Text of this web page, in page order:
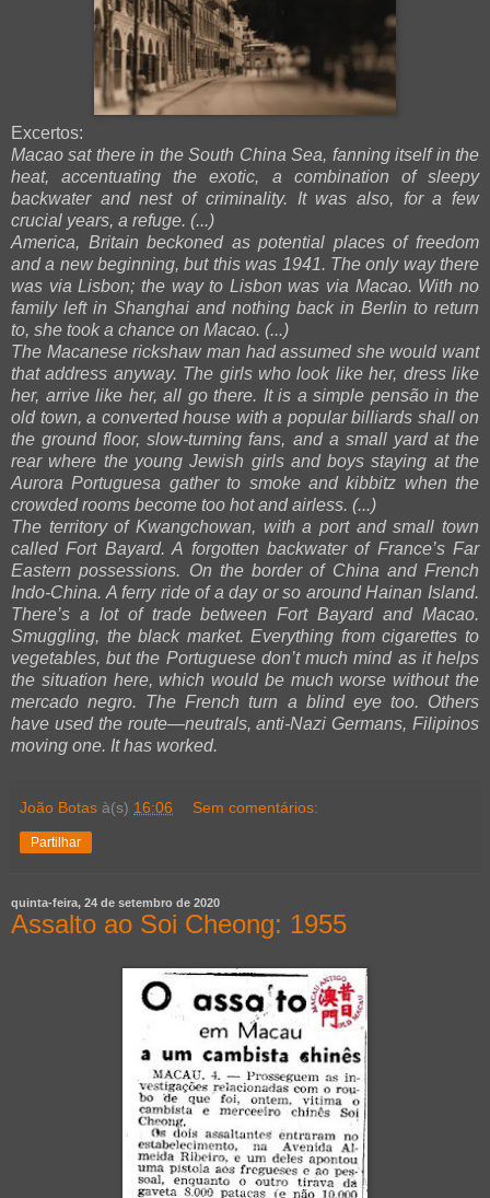
Excertos:
Macao sat there in the South China Sea, fanning itself in the
heat, accentuating the exotic, a combination of sleepy
backwater and nest of criminality. It was also, for a few
crucial years, a refuge. (...)
America, Britain beckoned as potential places of freedom
and a new beginning, but this was 1941. The only way there
was via Lisbon; the way to Lisbon was via Macao. With no
family left in Shanghai and nothing back in Berlin to return
to, she took a chance on Macao. (...)
The Macanese rickshaw man had assumed she would want
that address anyway. The girls who look like her, dress like
her, arrive like her, all go there. It is a simple pensão in the
old town, a converted house with a popular billiards shall on
the ground floor, slow-turning fans, and a small yard at the
rear where the young Jewish girls and boys staying at the
Aurora Portuguesa gather to smoke and kibbitz when the
crowded rooms become too hot and airless. (...)
The territory of Kwangchowan, with a port and small town
called Fort Bayard. A forgotten backwater of France’s Far
Eastern possessions. On the border of China and French
Indo-China. A ferry ride of a day or so around Hainan Island.
There’s a lot of trade between Fort Bayard and Macao.
Smuggling, the black market. Everything from cigarettes to
vegetables, but the Portuguese don’t much mind as it helps
the situation here, which would be much worse without the
mercado negro. The French turn a blind eye too. Others
have used the route—neutrals, anti-Nazi Germans, Filipinos
moving one. It has worked.
João Botas à(s) 16:06 Sem comentários:
Partilhar
quinta-feira, 24 de setembro de 2020
Assalto ao Soi Cheong: 1955